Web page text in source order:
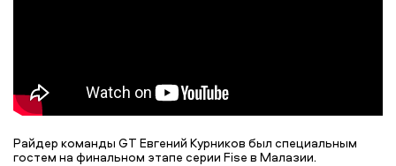
Райдер команды GT Евгений Курников был специальным
гостем на финальном этапе серии Fise в Малазии.